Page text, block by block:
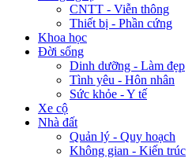
CNTT - Viễn thông
Thiết bị - Phần cứng
Khoa học
Đời sống
Dinh dưỡng - Làm đẹp
Tình yêu - Hôn nhân
Sức khỏe - Y tế
Xe cộ
Nhà đất
Quản lý - Quy hoạch
Không gian - Kiến trúc